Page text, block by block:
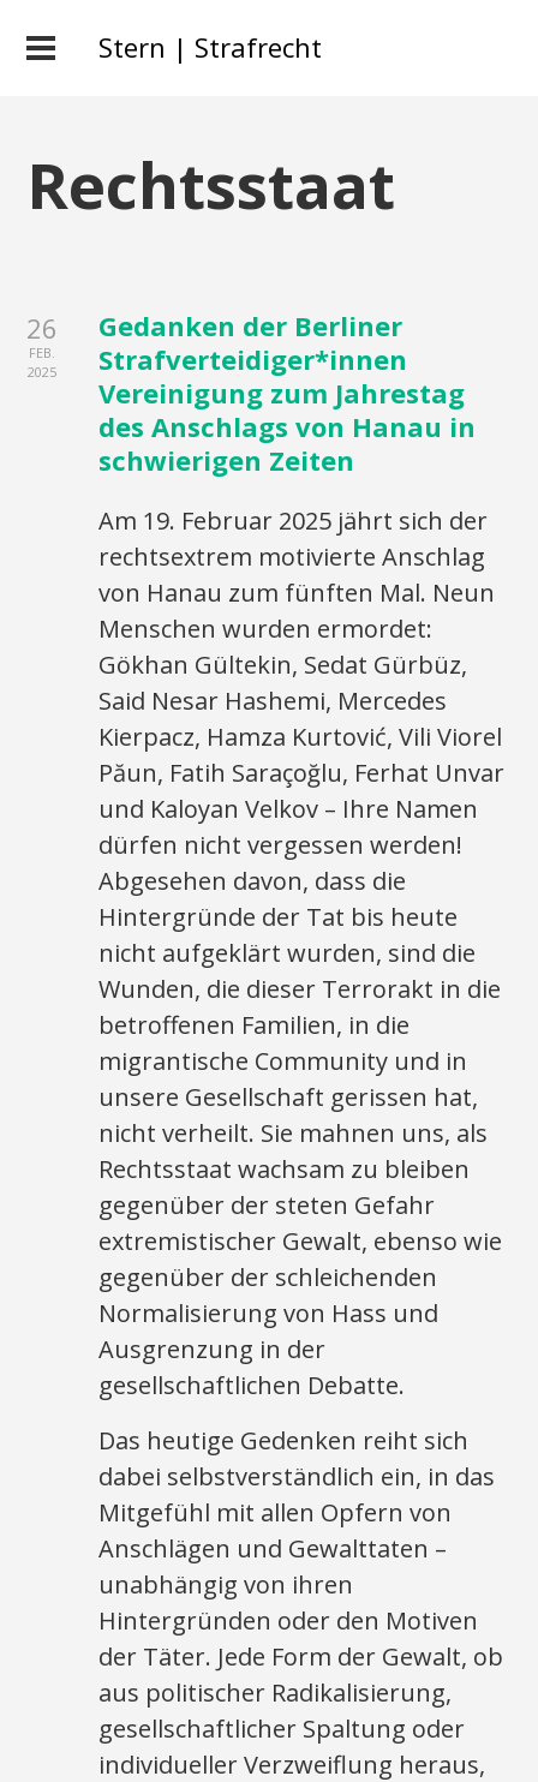
Stern | Strafrecht
Rechtsstaat
26
FEB.
2025
Gedanken der Berliner
Strafverteidiger*innen
Vereinigung zum Jahrestag
des Anschlags von Hanau in
schwierigen Zeiten
Am 19. Februar 2025 jährt sich der
rechtsextrem motivierte Anschlag
von Hanau zum fünften Mal. Neun
Menschen wurden ermordet:
Gökhan Gültekin, Sedat Gürbüz,
Said Nesar Hashemi, Mercedes
Kierpacz, Hamza Kurtović, Vili Viorel
Păun, Fatih Saraçoğlu, Ferhat Unvar
und Kaloyan Velkov – Ihre Namen
dürfen nicht vergessen werden!
Abgesehen davon, dass die
Hintergründe der Tat bis heute
nicht aufgeklärt wurden, sind die
Wunden, die dieser Terrorakt in die
betroffenen Familien, in die
migrantische Community und in
unsere Gesellschaft gerissen hat,
nicht verheilt. Sie mahnen uns, als
Rechtsstaat wachsam zu bleiben
gegenüber der steten Gefahr
extremistischer Gewalt, ebenso wie
gegenüber der schleichenden
Normalisierung von Hass und
Ausgrenzung in der
gesellschaftlichen Debatte.
Das heutige Gedenken reiht sich
dabei selbstverständlich ein, in das
Mitgefühl mit allen Opfern von
Anschlägen und Gewalttaten –
unabhängig von ihren
Hintergründen oder den Motiven
der Täter. Jede Form der Gewalt, ob
aus politischer Radikalisierung,
gesellschaftlicher Spaltung oder
individueller Verzweiflung heraus,